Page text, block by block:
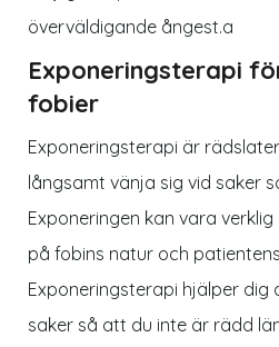
överväldigande ångest.a
Exponeringsterapi
fobier
Exponeringsterapi är
långsamt vänja sig vid saker
Exponeringen kan vara
på fobins natur och
Exponeringsterapi hjälper dig
saker så att du inte är rädd